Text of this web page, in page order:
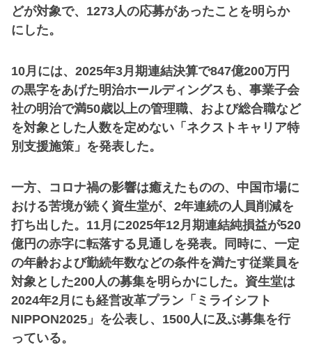
どが対象で、1273人の応募があったことを明らか
にした。
10月には、2025年3月期連結決算で847億200万円
の黒字をあげた明治ホールディングスも、事業子会
社の明治で満50歳以上の管理職、および総合職など
を対象とした人数を定めない「ネクストキャリア特
別支援施策」を発表した。
一方、コロナ禍の影響は癒えたものの、中国市場に
おける苦境が続く資生堂が、2年連続の人員削減を
打ち出した。11月に2025年12月期連結純損益が520
億円の赤字に転落する見通しを発表。同時に、一定
の年齢および勤続年数などの条件を満たす従業員を
対象とした200人の募集を明らかにした。資生堂は
2024年2月にも経営改革プラン「ミライシフト
NIPPON2025」を公表し、1500人に及ぶ募集を行
っている。